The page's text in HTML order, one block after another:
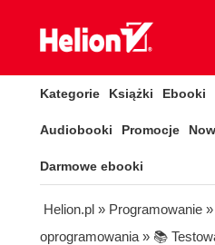
Kategorie Książki Ebooki
Audiobooki Promocje
Darmowe ebooki
Helion.pl » Programowanie »
oprogramowania » 📚